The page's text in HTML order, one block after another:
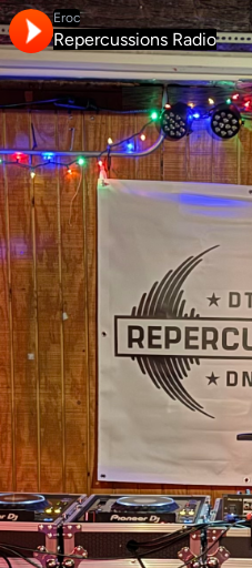
Eroc
Repercussions Radio